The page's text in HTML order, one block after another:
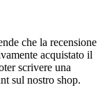
che la recensione
acquistato il
scrivere una
sul nostro shop.